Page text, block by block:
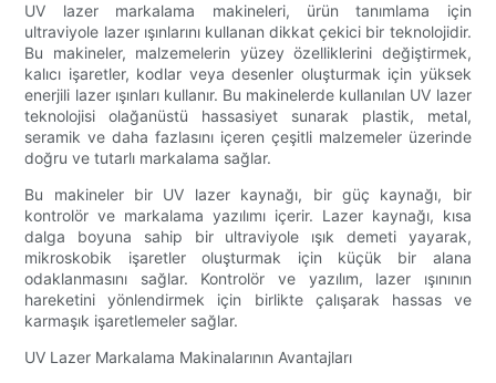
UV lazer markalama makineleri, ürün tanımlama için
ultraviyole lazer ışınlarını kullanan dikkat çekici bir teknolojidir.
Bu makineler, malzemelerin yüzey özelliklerini değiştirmek,
kalıcı işaretler, kodlar veya desenler oluşturmak için yüksek
enerjili lazer ışınları kullanır. Bu makinelerde kullanılan UV lazer
teknolojisi olağanüstü hassasiyet sunarak plastik, metal,
seramik ve daha fazlasını içeren çeşitli malzemeler üzerinde
doğru ve tutarlı markalama sağlar.
Bu makineler bir UV lazer kaynağı, bir güç kaynağı, bir
kontrolör ve markalama yazılımı içerir. Lazer kaynağı, kısa
dalga boyuna sahip bir ultraviyole ışık demeti yayarak,
mikroskobik işaretler oluşturmak için küçük bir alana
odaklanmasını sağlar. Kontrolör ve yazılım, lazer ışınının
hareketini yönlendirmek için birlikte çalışarak hassas ve
karmaşık işaretlemeler sağlar.
UV Lazer Markalama Makinalarının Avantajları